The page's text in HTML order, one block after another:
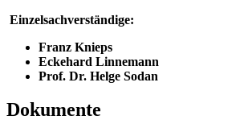
Einzelsachverständige:
Franz Knieps
Eckehard Linnemann
Prof. Dr. Helge Sodan
Dokumente